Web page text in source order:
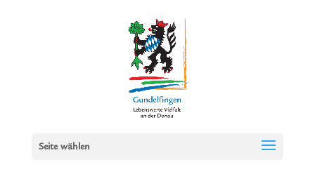
Seite wählen